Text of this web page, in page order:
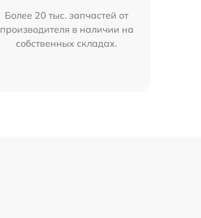
Более 20 тыс. запчастей от
производителя в наличии на
собственных складах.